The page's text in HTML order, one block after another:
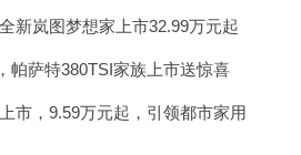
新岚图梦想家上市32.99万元起
帕萨特380TSI家族上市送惊喜
市，9.59万元起，引领都市家用